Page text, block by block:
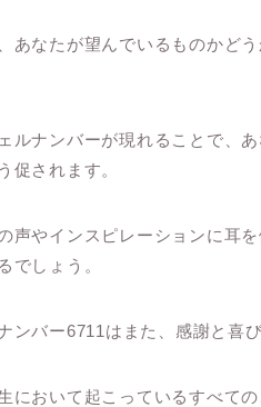
あなたが望んでいるものかど
ルナンバーが現れることで、
促されます。
声やインスピレーションに耳
でしょう。
ンバー6711はまた、感謝と喜
において起こっているすべて